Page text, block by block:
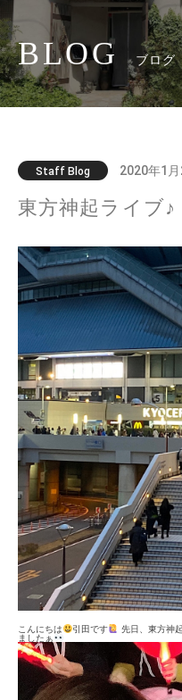
BLOG ブログ
Staff Blog 2020年1月
東方神起ライブ♪
こんにちは 引田です 先日、東方神
ましたぁ